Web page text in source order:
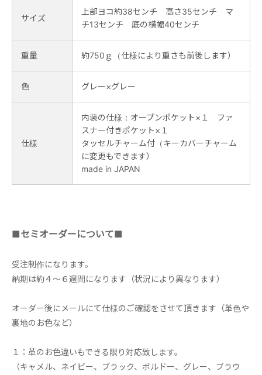
サイズ
上部ヨコ約38センチ 高さ35センチ マ
チ13センチ 底の横幅40センチ
重量 約750ｇ（仕様により重さも前後します）
色 グレー×グレー
仕様
内装の仕様：オープンポケット×１ ファ
スナー付きポケット×１
タッセルチャーム付（キーカバーチャーム
に変更もできます）
made in JAPAN
■セミオーダーについて■
受注制作になります。
納期は約４～６週間になります（状況により異なります）
オーダー後にメールにて仕様のご確認をさせて頂きます（革色や
裏地のお色など）
１：革のお色違いもできる限り対応致します。
（キャメル、ネイビー、ブラック、ボルドー、グレー、ブラウ